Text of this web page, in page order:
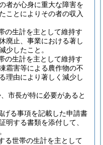
者が心身に重大な障害を
ことによりその者の収入
の生計を主として維持す
廃止、事業における著し
少したこと。
の生計を主として維持す
霜害等による農作物の不
理由により著しく減少し
市長が特に必要があると
る事項を記載した申請書
明する書類を添付して、
る世帯の生計を主として